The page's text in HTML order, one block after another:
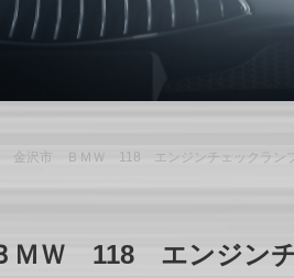
金沢市 ＢＭＷ 118 エンジンチェックランプ
Ｗ 118 エンジンチ